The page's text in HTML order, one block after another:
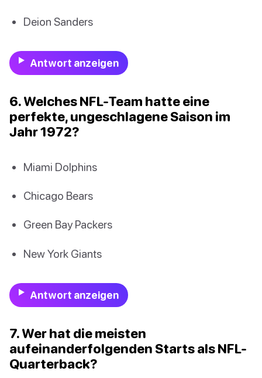
Deion Sanders
Antwort anzeigen
6. Welches NFL-Team hatte eine
perfekte, ungeschlagene Saison im
Jahr 1972?
Miami Dolphins
Chicago Bears
Green Bay Packers
New York Giants
Antwort anzeigen
7. Wer hat die meisten
aufeinanderfolgenden Starts als NFL-
Quarterback?